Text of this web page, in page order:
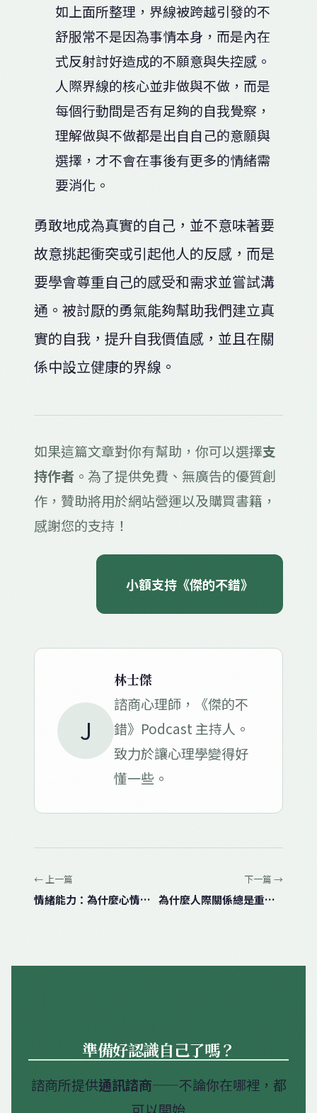
如上面所整理，界線被跨越引發的不
舒服常不是因為事情本身，而是內在
式反射討好造成的不願意與失控感。
人際界線的核心並非做與不做，而是
每個行動間是否有足夠的自我覺察，
理解做與不做都是出自自己的意願與
選擇，才不會在事後有更多的情緒需
要消化。
勇敢地成為真實的自己，並不意味著要
故意挑起衝突或引起他人的反感，而是
要學會尊重自己的感受和需求並嘗試溝
通。被討厭的勇氣能夠幫助我們建立真
實的自我，提升自我價值感，並且在關
係中設立健康的界線。
如果這篇文章對你有幫助，你可以選擇支
持作者 。為了提供免費、無廣告的優質創
作，贊助將用於網站營運以及購買書籍，
感謝您的支持！
小額支持《傑的不錯》
J
林士傑
諮商心理師，《傑的不
錯》Podcast 主持人。
致力於讓心理學變得好
懂一些。
← 上一篇
情緒能力：為什麼心情不好，卻說不出到底怎麼了
下一篇 →
為什麼人際關係總是重複相同問題？解析6種人際模式與改變方法- 《傑的不錯 Podcast》
準備好認識自己了嗎？
諮商所提供通訊諮商——不論你在哪裡，都
可以開始